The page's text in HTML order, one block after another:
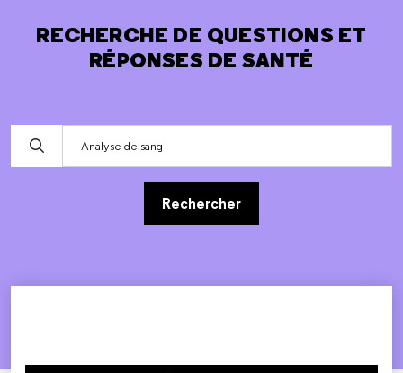
RECHERCHE DE QUESTIONS ET
RÉPONSES DE SANTÉ
Rechercher